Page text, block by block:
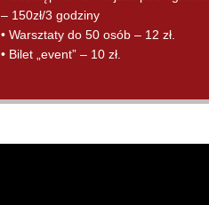
– 150zł/3 godziny
• Warsztaty do 50 osób – 12 zł.
• Bilet „event” – 10 zł.